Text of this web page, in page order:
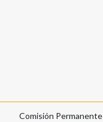
Comisión Permanente